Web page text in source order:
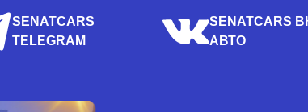
SENATCARS
TELEGRAM
SENATCARS
АВТО